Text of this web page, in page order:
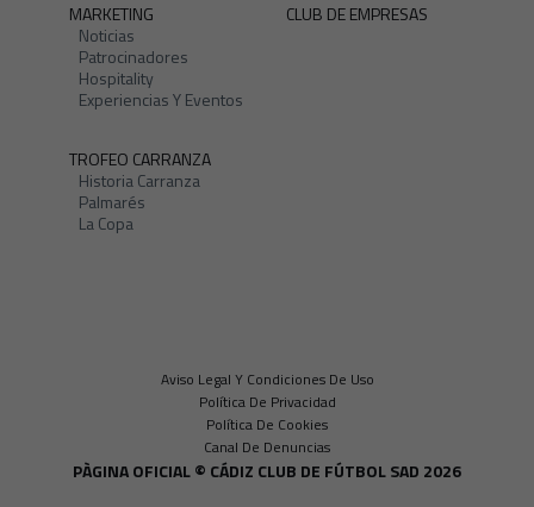
MARKETING
Noticias
Patrocinadores
Hospitality
Experiencias Y Eventos
CLUB DE EMPRESAS
TROFEO CARRANZA
Historia Carranza
Palmarés
La Copa
Aviso Legal Y Condiciones De Uso
Política De Privacidad
Política De Cookies
Canal De Denuncias
PÀGINA OFICIAL © CÁDIZ CLUB DE FÚTBOL SAD 2026